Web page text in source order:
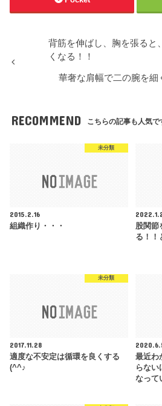
背筋を伸ばし、胸を張ると
くなる！！
華奢な肩幅で二の腕を細
RECOMMEND こちらの記事も人気で
未分類
2015.2.16
組織作り・・・
股関節
る！！
未分類
2017.11.28
適度な不安定は循環を良くする
(^^♪
最近わ
らない
なっ